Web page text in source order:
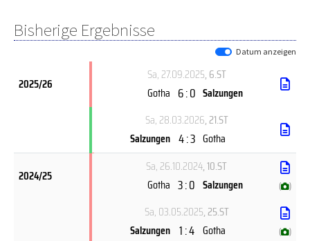
Bisherige Ergebnisse
Datum anzeigen
2025/26
Sa, 27.09.2025, 6.ST
Gotha 6 : 0 Salzungen
Sa, 28.03.2026, 21.ST
Salzungen 4 : 3 Gotha
2024/25
Sa, 26.10.2024, 10.ST
Gotha 3 : 0 Salzungen ( )
Sa, 03.05.2025, 25.ST
Salzungen 1 : 4 Gotha ( )